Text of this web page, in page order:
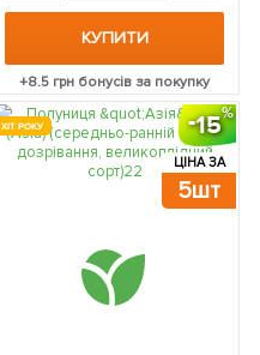
КУПИТИ
+8.5грн бонусів за покупку
15
ЦІНА ЗА
5шт
ХІТ РОКУ